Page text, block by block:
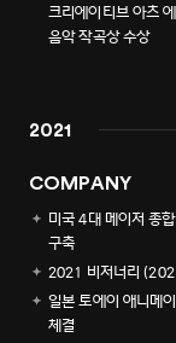
크리에이티브 아츠
음악 작곡상 수상
2021
COMPANY
미국 4대 메이저 종
구축
2021 비저너리
일본 토에이 애니메
체결